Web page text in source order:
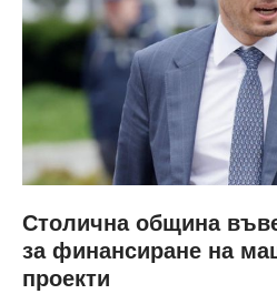
Столична община
за финансиране на
проекти